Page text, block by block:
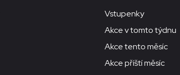
Vstupenky
Akce v tomto týdnu
Akce tento měsíc
Akce příští měsíc